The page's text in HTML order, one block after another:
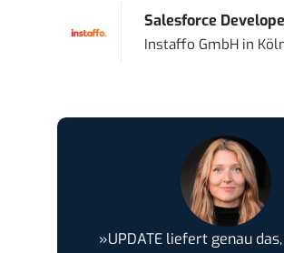
Salesforce
Instaffo GmbH in
»UPDATE liefert genau